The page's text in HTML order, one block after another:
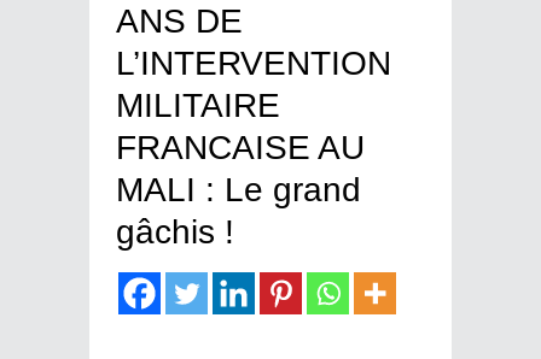
ANS DE
L’INTERVENTION
MILITAIRE
FRANCAISE AU
MALI : Le grand
gâchis !